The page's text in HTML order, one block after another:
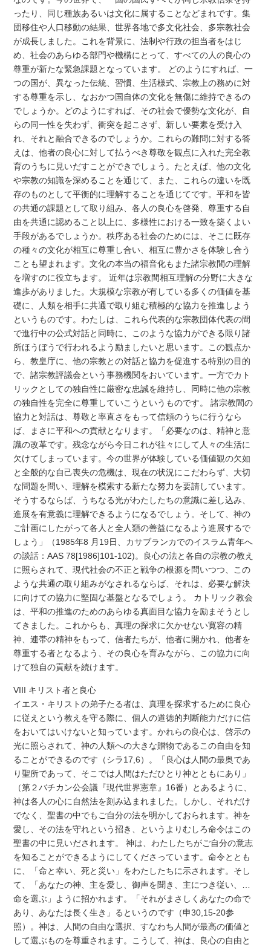
ったり、同じ種族あるいは文化に属することなどまれです。集
団移住や人口移動の結果、世界各地で多文化社会、多宗教社会
が成長しました。これを背景に、法制や行政の担当者をはじ
め、社会のあらゆる部門や機構にとって、すべての人の良心の
尊重が新たな緊急課題となっています。 どのようにすれば、一
つの国が、異なった伝統、習慣、生活様式、宗教上の務めに対
する尊重を示し、なおかつ国自体の文化を無傷に維持できるの
でしょうか。どのようにすれば、その社会で優勢な文化が、自
らの同一性を失わず、衝突を起こさず、新しい要素を受け入
れ、それと融合できるのでしょうか。これらの難問に対する答
えは、他者の良心に対して払うべき尊敬を観点に入れた完全教
育のうちに見いだすことができでしょう。たとえば、他の文化
や宗教の知識を深めることを通じて、また、これらの違いを既
存のものとして平衡的に理解することを通じてです。平和を皆
の共通の課題として取り組み、各人の良心を啓発、尊重する自
由を共通に認めること以上に、多様性における一致を築くよい
手段があるでしょうか。秩序ある社会のためには、そこに既存
の種々の文化が相互に尊重し合い、相互に豊かさを体験し合う
ことも望まれます。文化の本当の福音化もまた諸宗教間の理解
を増すのに役立ちます。 近年は宗教間相互理解の分野に大きな
進歩がありました。大規模な宗教が有している多くの価値を基
礎に、人類を相手に共通で取り組む積極的な協力を推進しよう
というものです。わたしは、これら代表的な宗教団体代表の間
で進行中の公式対話と同時に、このような協力ができる限り諸
所ほうぼうで行われるよう励ましたいと思います。この観点か
ら、教皇庁に、他の宗教との対話と協力を促進する特別の目的
で、諸宗教評議会という事務機関をおいています。一方でカト
リックとしての独自性に厳密な忠誠を維持し、同時に他の宗教
の独自性を完全に尊重していこうというものです。 諸宗教間の
協力と対話は、尊敬と率直さをもって信頼のうちに行うなら
ば、まさに平和への貢献となります。「必要なのは、精神と意
識の改革です。残念ながら今日これが往々にして人々の生活に
欠けてしまっています。今の世界が体験している価値観の欠如
と全般的な自己喪失の危機は、現在の状況にこだわらず、大切
な問題を問い、理解を模索する新たな努力を要請しています。
そうするならば、うちなる光がわたしたちの意識に差し込み、
進展を有意義に理解できるようになるでしょう。そして、神の
ご計画にしたがって各人と全人類の善益になるよう進展するで
しょう」（1985年8 月19日、カサブランカでのイスラム青年へ
の談話：AAS 78[1986]101-102)。良心の法と各自の宗教の教え
に照らされて、現代社会の不正と戦争の根源を問いつつ、この
ような共通の取り組みがなされるならば、それは、必要な解決
に向けての協力に堅固な基盤となるでしょう。 カトリック教会
は、平和の推進のためのあらゆる真面目な協力を励まそうとし
てきました。これからも、真理の探求に欠かせない寛容の精
神、連帯の精神をもって、信者たちが、他者に開かれ、他者を
尊重する者となるよう、その良心を育みながら、この協力に向
けて独自の貢献を続けます。
VIII キリスト者と良心
イエス・キリストの弟子たる者は、真理を探求するために良心
に従えという教えを守る際に、個人の道徳的判断能力だけに信
をおいてはいけないと知っています。かれらの良心は、啓示の
光に照らされて、神の人類への大きな贈物であるこの自由を知
ることができるのです（シラ17,6）。「良心は人間の最奥であ
り聖所であって、そこでは人間はただひとり神とともにあり」
（第２バチカン公会議『現代世界憲章』16番）とあるように、
神は各人の心に自然法を刻み込まれました。しかし、それだけ
でなく、聖書の中でもご自分の法を明かしておられます。神を
愛し、その法を守れという招き、というよりむしろ命令はこの
聖書の中に見いだされます。 神は、わたしたちがご自分の意志
を知ることができるようにしてくださっています。命令ととも
に、「命と幸い、死と災い」をわたしたちに示されます。そし
て、「あなたの神、主を愛し、御声を聞き、主につき従い、…
命を選ぶ」ように招かれます。「それがまさしくあなたの命で
あり、あなたは長く生き」るというのです（申30,15-20参
照）。神は、人間の自由な選択、すなわち人間が最高の価値と
して選ぶものを尊重されます。こうして、神は、良心の自由と